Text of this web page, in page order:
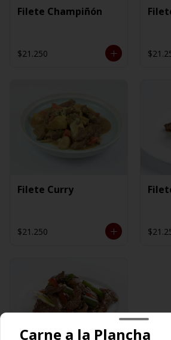
Filete Champiñón
$21.250
Filete Curry
$21.250
Carne a la Plancha